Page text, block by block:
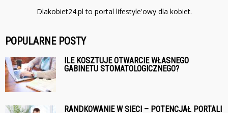
Dlakobiet24.pl to portal lifestyle'owy dla kobiet.
POPULARNE POSTY
ILE KOSZTUJE OTWARCIE WŁASNEGO
GABINETU STOMATOLOGICZNEGO?
RANDKOWANIE W SIECI – POTENCJAŁ PORTALI